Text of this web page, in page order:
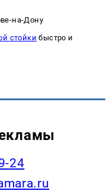
на-Дону
стойки быстро и
24